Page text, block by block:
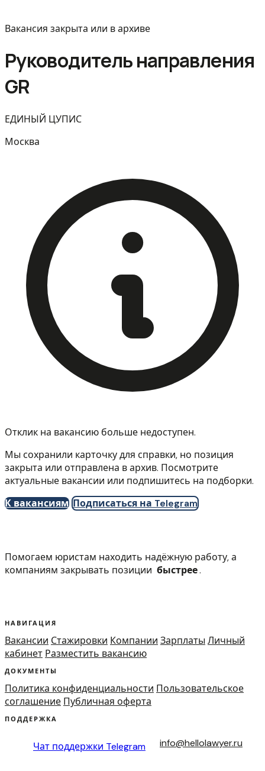
Вакансия закрыта или в архиве
Руководитель направления
GR
ЕДИНЫЙ ЦУПИС
Москва
Отклик на вакансию больше недоступен.
Мы сохранили карточку для справки, но позиция
закрыта или отправлена в архив. Посмотрите
актуальные вакансии или подпишитесь на подборки.
К вакансиям Подписаться на Telegram
Помогаем юристам находить надёжную работу, а
компаниям закрывать позиции быстрее.
НАВИГАЦИЯ
Вакансии Стажировки Компании Зарплаты Личный
кабинет Разместить вакансию
ДОКУМЕНТЫ
Политика конфиденциальности Пользовательское
соглашение Публичная оферта
ПОДДЕРЖКА
Чат поддержки Telegram info@hellolawyer.ru